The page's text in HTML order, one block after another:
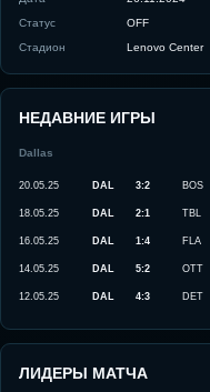
Статус
OFF
Стадион
Lenovo Center
НЕДАВНИЕ ИГРЫ
Dallas
20.05.25 DAL 3:2 BOS
18.05.25 DAL 2:1 TBL
16.05.25 DAL 1:4 FLA
14.05.25 DAL 5:2 OTT
12.05.25 DAL 4:3 DET
ЛИДЕРЫ МАТЧА